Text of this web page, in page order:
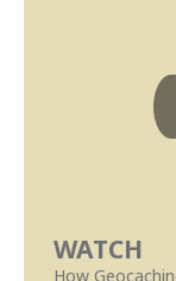
WATCH
How